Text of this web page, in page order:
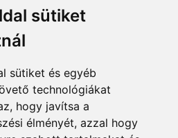
sütiket
sütiket és egyéb
technológiákat
hogy javítsa a
élményét, azzal hogy
visszaküldés
belül bármikor visszaküldheti vagy
ot
ültetünk egy fát! Bővebben